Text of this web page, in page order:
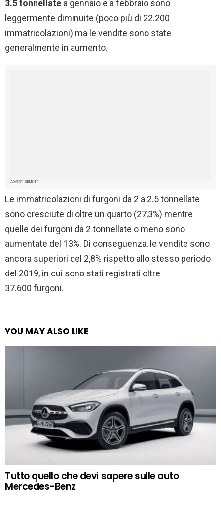
3.5 tonnellate a gennaio e a febbraio sono
leggermente diminuite (poco più di 22.200
immatricolazioni) ma le vendite sono state
generalmente in aumento.
ADVERTISEMENT
Le immatricolazioni di furgoni da 2 a 2.5 tonnellate
sono cresciute di oltre un quarto (27,3%) mentre
quelle dei furgoni da 2 tonnellate o meno sono
aumentate del 13%. Di conseguenza, le vendite sono
ancora superiori del 2,8% rispetto allo stesso periodo
del 2019, in cui sono stati registrati oltre
37.600 furgoni.
YOU MAY ALSO LIKE
Tutto quello che devi sapere sulle auto
Mercedes-Benz